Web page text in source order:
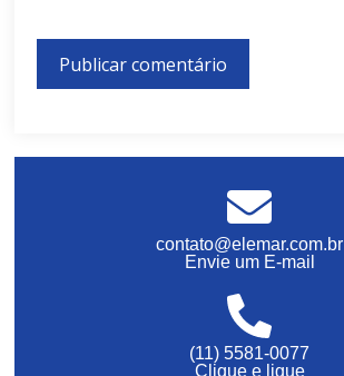
contato@elemar.com.br
Envie um E-mail
(11) 5581-0077
Clique e ligue